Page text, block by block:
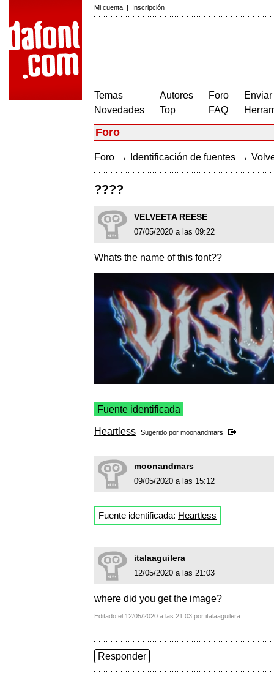
Mi cuenta | Inscripción
Temas
Novedades
Autores
Top
Foro
FAQ
Foro
Foro → Identificación de fuentes →
????
VELVEETA REESE
07/05/2020 a las 09:22
Whats the name of this font??
Fuente identificada
Heartless Sugerido por moonandmars
moonandmars
09/05/2020 a las 15:12
Fuente identificada: Heartless
italaaguilera
12/05/2020 a las 21:03
where did you get the image?
Editado el 12/05/2020 a las 21:03 por italaaguilera
Responder